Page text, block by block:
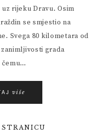
rijeku Dravu. Osim
se smjestio na
Svega 80 kilometara od
grada
čemu…
više